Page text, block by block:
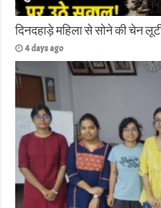
दिनदहाड़े महिला से सोने की चेन
4 days ago